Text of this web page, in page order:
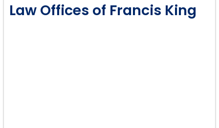
Law Offices of Francis King